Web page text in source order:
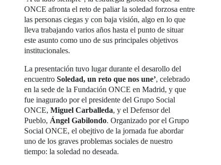
ONCE afronta el reto de paliar la soledad forzosa entre
las personas ciegas y con baja visión, algo en lo que
lleva trabajando varios años hasta el punto de situar
este asunto como uno de sus principales objetivos
institucionales.
La presentación tuvo lugar durante el desarollo del
encuentroSoledad, un reto que nos une’, celebrado
en la sede de la Fundación ONCE en Madrid, y que
fue inagurado por el presidente del Grupo Social
ONCE,Miguel Carballeda, y el Defensor del
Pueblo, Ángel Gabilondo. Organizado por el Grupo
Social ONCE, el obejtivo de la jornada fue abordar
uno de los graves problemas sociales de nuestro
tiempo: la soledad no deseada.